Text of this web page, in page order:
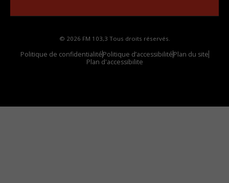
© 2026 FM 103,3 Tous droits réservés.
Politique de confidentialitéPolitique d’accessibilitéPlan du site
Plan d'accessibilite